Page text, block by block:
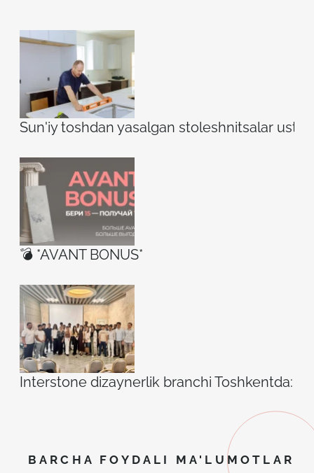
Sun'iy toshdan yasalgan stoleshnitsalar
💣 *AVANT BONUS*
Interstone dizaynerlik branchi Toshkentda:
BARCHA FOYDALI MA'LUMOTLAR